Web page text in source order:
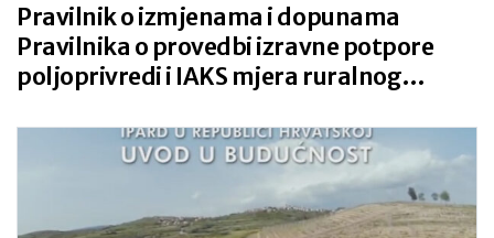
Pravilnik o izmjenama i dopunama
Pravilnika o provedbi izravne potpore
poljoprivredi i IAKS mjera ruralnog